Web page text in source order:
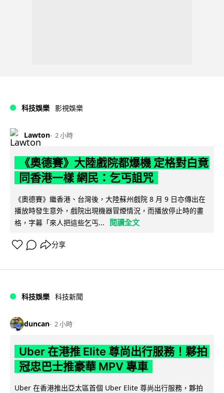
科技娛樂 影視娛樂
Lawton 2 小時
《奧德賽》大陸戲院都爆機 定格對白竟
同香港一樣 網民：乞丐詛咒
《奧德賽》繼香港、台灣後，大陸蘇州戲院 8 月 9 日亦傳出在
播放時發生意外，戲院出現機器冒煙情況，而播放停止時的畫
格，字幕「來人把這些乞丐...
閱讀全文
分享
科技娛樂 科技新聞
duncan 2 小時
Uber 在港推 Elite 尊尚出行服務！夥拍
冠忠巴士推豪華 MPV 專車
Uber 在香港推出亞太區首個 Uber Elite 尊尚出行服務，夥拍